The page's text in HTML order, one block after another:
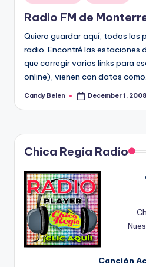
in
Radio FM de
Quiero guardar aquí­, todos los
radio. Encontré las estaciones
que corregir varios links para
online), vienen con datos
Posted
Candy Belen December 1, 2008
Chica Regia Radio
Canción